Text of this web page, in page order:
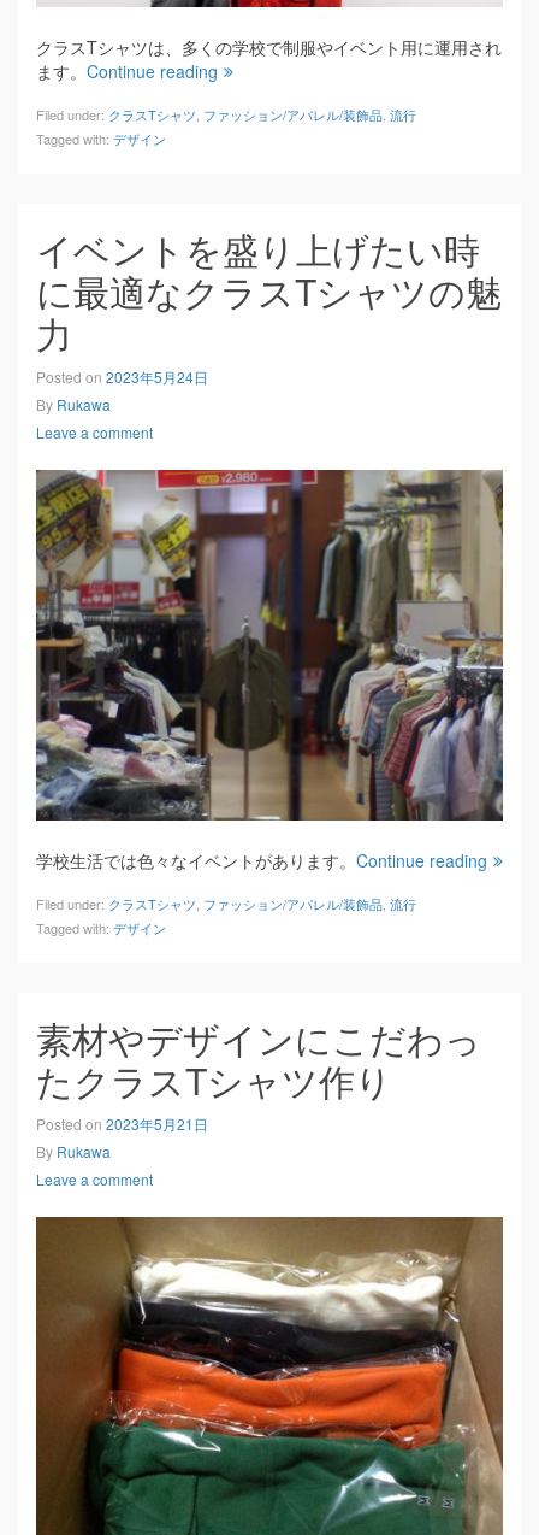
クラスTシャツは、多くの学校で制服やイベント用に運用され
ます。 Continue reading
Filed under: クラスTシャツ ファッション/アパレル/装飾品 流行
Tagged with: デザイン
イベントを盛り上げたい時
に最適なクラスTシャツの魅
力
Posted on 2023年5月24日
By Rukawa
Leave a comment
学校生活では色々なイベントがあります。 Continue reading
Filed under: クラスTシャツ ファッション/アパレル/装飾品 流行
Tagged with: デザイン
素材やデザインにこだわっ
たクラスTシャツ作り
Posted on 2023年5月21日
By Rukawa
Leave a comment